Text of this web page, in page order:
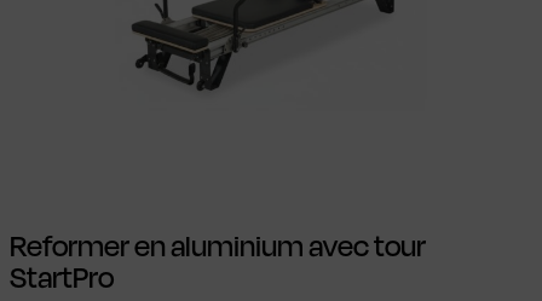
Reformer en aluminium avec tour
StartPro